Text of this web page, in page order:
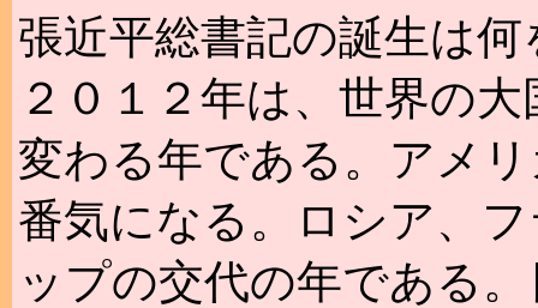
張近平総書記の誕生は
２０１２年は、世界の
変わる年である。アメ
番気になる。ロシア、
ップの交代の年である